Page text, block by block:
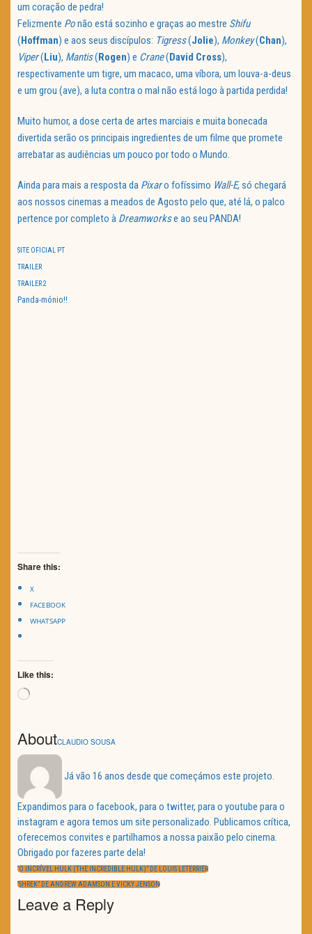
um coração de pedra!
Felizmente Ponão está sozinho e graças ao mestre Shifu
(Hoffman) e aos seus discípulos: Tigress(Jolie), Monkey(Chan),
Viper(Liu), Mantis(Rogen) e Crane(David Cross),
respectivamente um tigre, um macaco, uma víbora, um louva-a-deus
e um grou (ave), a luta contra o mal não está logo à partida perdida!
Muito humor, a dose certa de artes marciais e muita bonecada
divertida serão os principais ingredientes de um filme que promete
arrebatar as audiências um pouco por todo o Mundo.
Ainda para mais a resposta da Pixaro fofíssimo Wall-E, só chegará
aos nossos cinemas a meados de Agosto pelo que, até lá, o palco
pertence por completo à Dreamworkse ao seu PANDA!
SITE OFICIAL PT
TRAILER
TRAILER 2
Panda-mónio!!
Share this:
X
FACEBOOK
WHATSAPP
Like this:
Loading…
AboutCLAUDIO SOUSA
Já vão 16 anos desde que começámos este projeto.
Expandimos para o facebook, para o twitter, para o youtube para o
instagram e agora temos um site personalizado. Publicamos crítica,
oferecemos convites e partilhamos a nossa paixão pelo cinema.
Obrigado por fazeres parte dela!
Navegação
de
artigos
PREVIOUS
“O INCRÍVEL HULK (THE INCREDIBLE HULK)” DE LOUIS LETERRIER
NEXT
“SHREK” DE ANDREW ADAMSON E VICKY JENSON
Leave a Reply